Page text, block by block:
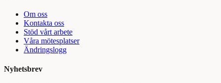
Om oss
Kontakta oss
Stöd vårt arbete
Våra mötesplatser
Ändringslogg
Nyhetsbrev